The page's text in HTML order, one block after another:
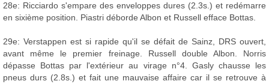
28e: Ricciardo s'empare des enveloppes dures (2.3s.) et redémarre
en sixième position. Piastri déborde Albon et Russell efface Bottas.
29e: Verstappen est si rapide qu'il se défait de Sainz, DRS ouvert,
avant même le premier freinage. Russell double Albon. Norris
dépasse Bottas par l'extérieur au virage n°4. Gasly chausse les
pneus durs (2.8s.) et fait une mauvaise affaire car il se retrouve à